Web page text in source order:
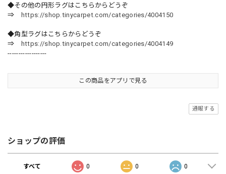
◆その他の円形ラグはこちらからどうぞ
⇒ https://shop.tinycarpet.com/categories/4004150
◆角型ラグはこちらからどうぞ
⇒ https://shop.tinycarpet.com/categories/4004149
------------------
この商品をアプリで見る
通報する
ショップの評価
すべて 0 0 0